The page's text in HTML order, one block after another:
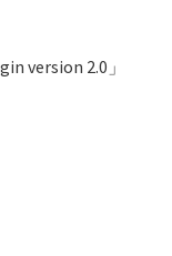
version 2.0」